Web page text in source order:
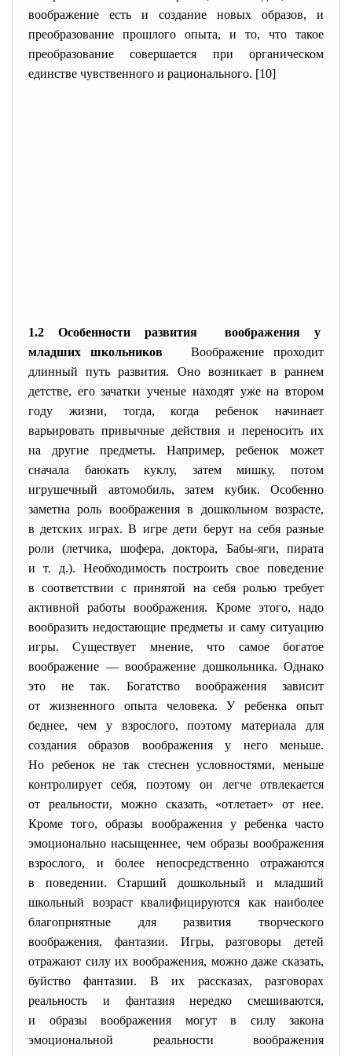
воображение есть и создание новых образов, и
преобразование прошлого опыта, и то, что такое
преобразование совершается при органическом
единстве чувственного и рационального. [10]
1.2 Особенности развития воображения у
младших школьников Воображение проходит
длинный путь развития. Оно возникает в раннем
детстве, его зачатки ученые находят уже на втором
году жизни, тогда, когда ребенок начинает
варьировать привычные действия и переносить их
на другие предметы. Например, ребенок может
сначала баюкать куклу, затем мишку, потом
игрушечный автомобиль, затем кубик. Особенно
заметна роль воображения в дошкольном возрасте,
в детских играх. В игре дети берут на себя разные
роли (летчика, шофера, доктора, Бабы-яги, пирата
и т. д.). Необходимость построить свое поведение
в соответствии с принятой на себя ролью требует
активной работы воображения. Кроме этого, надо
вообразить недостающие предметы и саму ситуацию
игры. Существует мнение, что самое богатое
воображение — воображение дошкольника. Однако
это не так. Богатство воображения зависит
от жизненного опыта человека. У ребенка опыт
беднее, чем у взрослого, поэтому материала для
создания образов воображения у него меньше.
Но ребенок не так стеснен условностями, меньше
контролирует себя, поэтому он легче отвлекается
от реальности, можно сказать, «отлетает» от нее.
Кроме того, образы воображения у ребенка часто
эмоционально насыщеннее, чем образы воображения
взрослого, и более непосредственно отражаются
в поведении. Старший дошкольный и младший
школьный возраст квалифицируются как наиболее
благоприятные для развития творческого
воображения, фантазии. Игры, разговоры детей
отражают силу их воображения, можно даже сказать,
буйство фантазии. В их рассказах, разговорах
реальность и фантазия нередко смешиваются,
и образы воображения могут в силу закона
эмоциональной реальности воображения